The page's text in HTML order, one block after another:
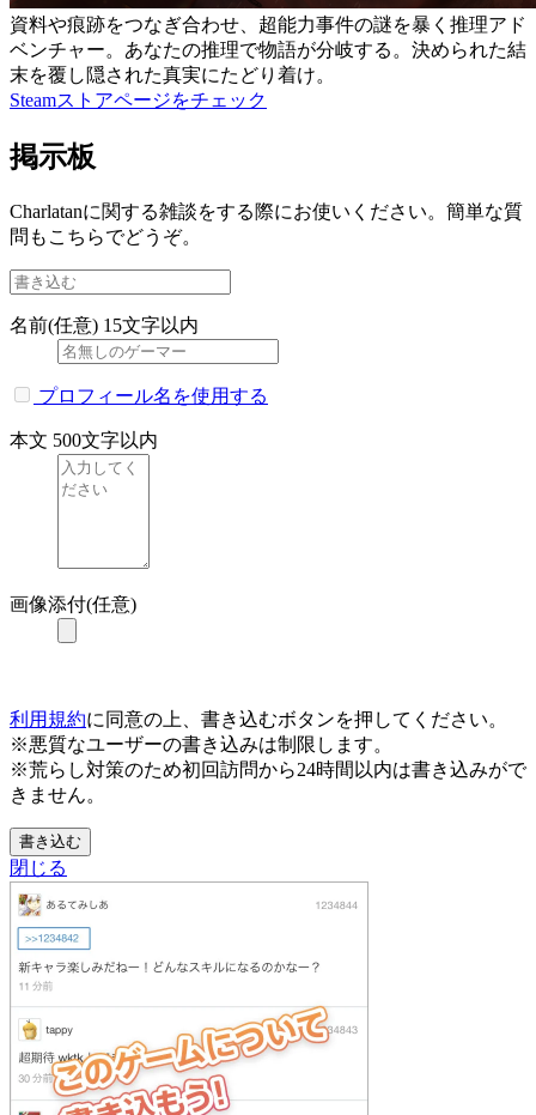
資料や痕跡をつなぎ合わせ、超能力事件の謎を暴く推理アド
ベンチャー。あなたの推理で物語が分岐する。決められた結
末を覆し隠された真実にたどり着け。
Steamストアページをチェック
掲示板
Charlatanに関する雑談をする際にお使いください。簡単な質
問もこちらでどうぞ。
名前(任意) 15文字以内
プロフィール名を使用する
本文 500文字以内
画像添付(任意)
利用規約に同意の上、書き込むボタンを押してください。
※悪質なユーザーの書き込みは制限します。
※荒らし対策のため初回訪問から24時間以内は書き込みがで
きません。
書き込む
閉じる